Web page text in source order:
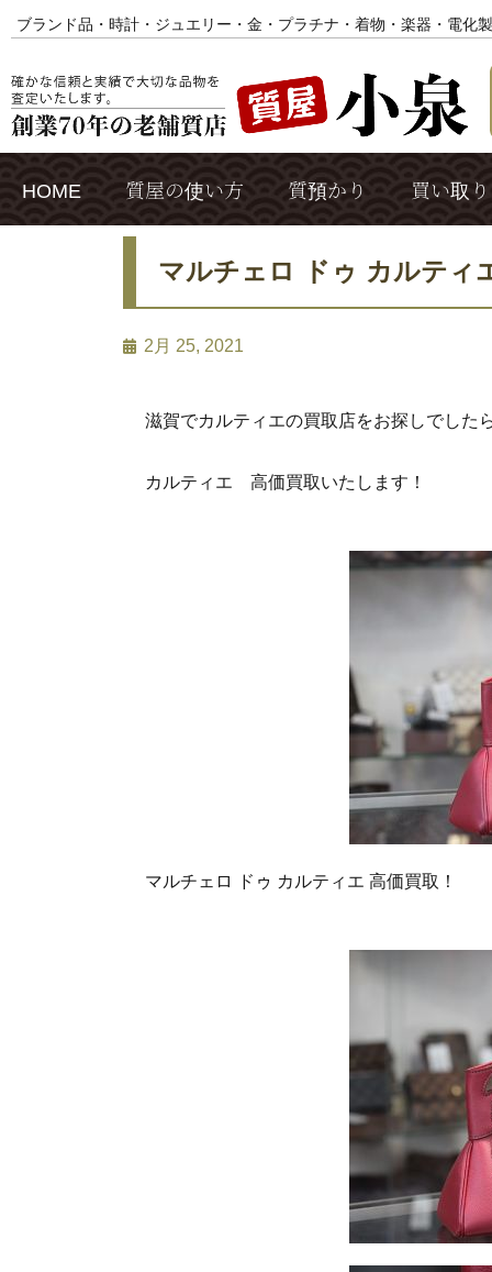
ブランド品・時計・ジュエリー・金・プラチナ・着物・楽器・電化
HOME 質屋の使い方 質預かり 買い取り
マルチェロ ドゥ カルティ
2月 25, 2021
滋賀でカルティエの買取店をお探しでした
カルティエ 高価買取いたします！
マルチェロ ドゥ カルティエ 高価買取！